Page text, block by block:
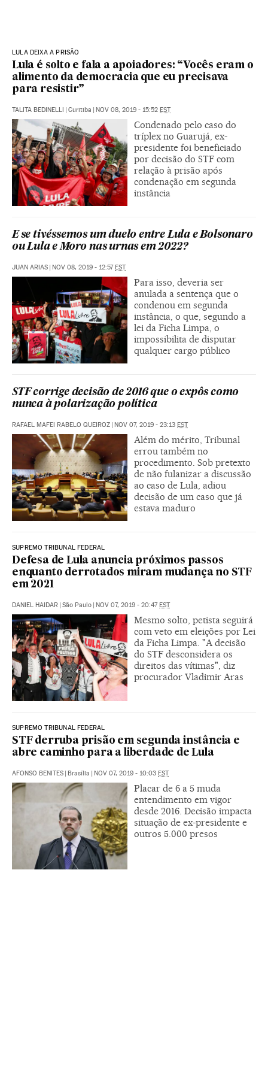
LULA DEIXA A PRISÃO
Lula é solto e fala a apoiadores: “Vocês eram o
alimento da democracia que eu precisava
para resistir”
TALITA BEDINELLI | Curitiba | NOV 08, 2019 - 15:52 EST
Condenado pelo caso do
tríplex no Guarujá, ex-
presidente foi beneficiado
por decisão do STF com
relação à prisão após
condenação em segunda
instância
E se tivéssemos um duelo entre Lula e Bolsonaro
ou Lula e Moro nas urnas em 2022?
JUAN ARIAS | NOV 08, 2019 - 12:57EST
Para isso, deveria ser
anulada a sentença que o
condenou em segunda
instância, o que, segundo a
lei da Ficha Limpa, o
impossibilita de disputar
qualquer cargo público
STF corrige decisão de 2016 que o expôs como
nunca à polarização política
RAFAEL MAFEI RABELO QUEIROZ | NOV 07, 2019 - 23:13 EST
Além do mérito, Tribunal
errou também no
procedimento. Sob pretexto
de não fulanizar a discussão
ao caso de Lula, adiou
decisão de um caso que já
estava maduro
SUPREMO TRIBUNAL FEDERAL
Defesa de Lula anuncia próximos passos
enquanto derrotados miram mudança no STF
em 2021
DANIEL HAIDAR | São Paulo | NOV 07, 2019 - 20:47EST
Mesmo solto, petista seguirá
com veto em eleições por Lei
da Ficha Limpa. "A decisão
do STF desconsidera os
direitos das vítimas", diz
procurador Vladimir Aras
SUPREMO TRIBUNAL FEDERAL
STF derruba prisão em segunda instância e
abre caminho para a liberdade de Lula
AFONSO BENITES | Brasília | NOV 07, 2019 - 10:03 EST
Placar de 6 a 5 muda
entendimento em vigor
desde 2016. Decisão impacta
situação de ex-presidente e
outros 5.000 presos